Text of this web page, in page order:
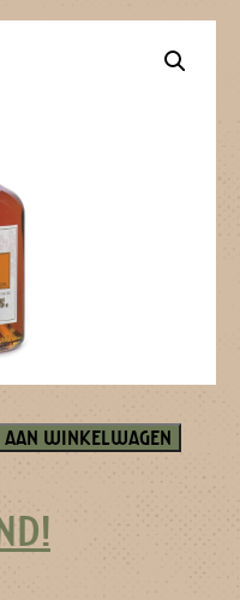
aan winkelwagen